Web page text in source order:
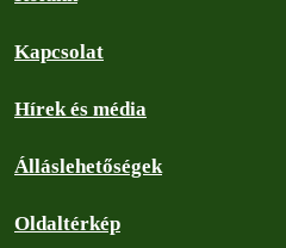
Kapcsolat
Hírek és média
Álláslehetőségek
Oldaltérkép